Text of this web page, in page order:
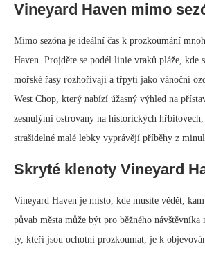
Vineyard Haven mimo
Mimo sezóna je ideální čas k prozkoumání
Haven. Projděte se podél linie vraků pláže, kde
mořské řasy rozhořívají a třpytí jako vánoční
West Chop, který nabízí úžasný výhled na
zesnulými ostrovany na historických
strašidelné malé lebky vyprávějí příběhy z
Skryté klenoty Vineyard
Vineyard Haven je místo, kde musíte vědět,
půvab města může být pro běžného
ty, kteří jsou ochotni prozkoumat, je k